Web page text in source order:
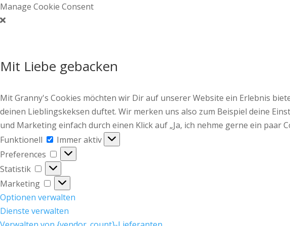
Manage Cookie Consent
Mit Liebe gebacken
Mit Granny's Cookies möchten wir Dir auf unserer Website ein Erlebnis
deinen Lieblingskeksen duftet. Wir merken uns also zum Beispiel deine
und Marketing einfach durch einen Klick auf „Ja, ich nehme gerne ein paar
Funktionell
Funktionell
Immer aktiv
Preferences
Preferences
Statistik
Statistik
Marketing
Marketing
Optionen verwalten
Dienste verwalten